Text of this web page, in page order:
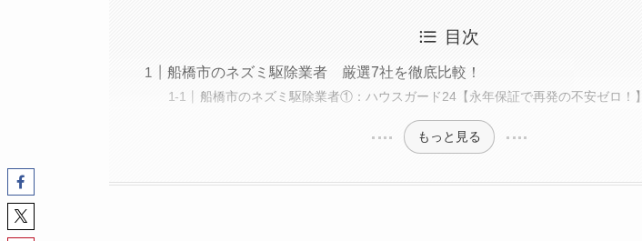
目次
船橋市のネズミ駆除業者 厳選7社を徹底比較！
船橋市のネズミ駆除業者①：ハウスガード24【永年保証で再発の不安ゼロ！】
もっと見る